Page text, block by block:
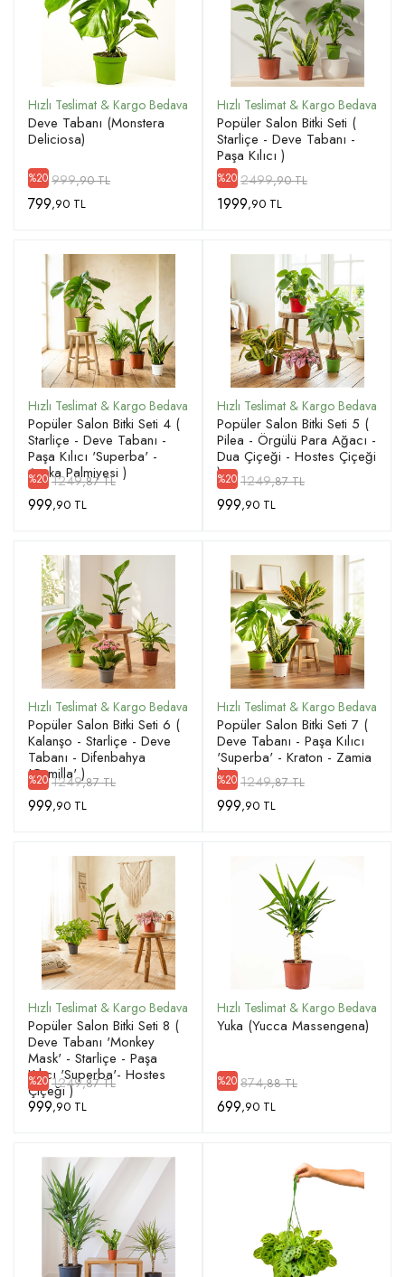
Deve Tabanı (Monstera
Deliciosa)
%20 999,90 TL
799,90 TL
Popüler Salon Bitki Seti (
Starliçe - Deve Tabanı -
Paşa Kılıcı )
%20 2499,90 TL
1999,90 TL
Popüler Salon Bitki Seti 4 (
Starliçe - Deve Tabanı -
Paşa Kılıcı 'Superba' -
Areka Palmiyesi )
%20 1249,87 TL
999,90 TL
Popüler Salon Bitki Seti 5 (
Pilea - Örgülü Para Ağacı -
Dua Çiçeği - Hostes Çiçeği
)%20 1249,87 TL
999,90 TL
Popüler Salon Bitki Seti 6 (
Kalanşo - Starliçe - Deve
Tabanı - Difenbahya
'Camilla' )
%20 1249,87 TL
999,90 TL
Popüler Salon Bitki Seti 7 (
Deve Tabanı - Paşa Kılıcı
'Superba' - Kraton - Zamia
)%20 1249,87 TL
999,90 TL
Popüler Salon Bitki Seti 8 (
Deve Tabanı 'Monkey
Mask' - Starliçe - Paşa
Kılıcı 'Superba'- Hostes
Çiçeği )
%20 1249,87 TL
999,90 TL
Yuka (Yucca Massengena)
%20 874,88 TL
699,90 TL